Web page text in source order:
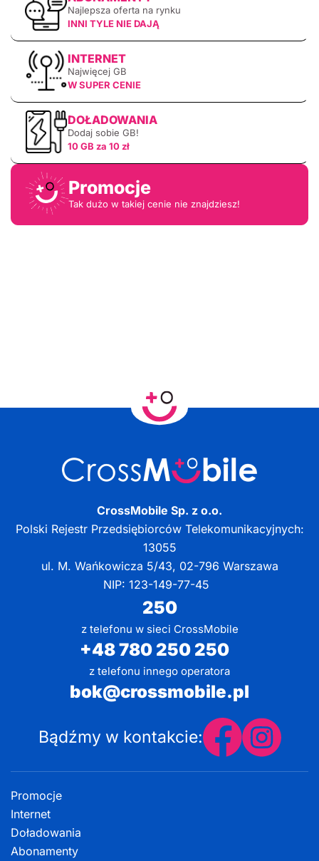
Najlepsza oferta na rynku
INNI TYLE NIE DAJĄ
INTERNET
Najwięcej GB
W SUPER CENIE
DOŁADOWANIA
Dodaj sobie GB!
10 GB za 10 zł
Promocje
Tak dużo w takiej cenie nie znajdziesz!
CrossMobile Sp. z o.o.
Polski Rejestr Przedsiębiorców Telekomunikacyjnych:
13055
ul. M. Wańkowicza 5/43, 02-796 Warszawa
NIP: 123-149-77-45
250
z telefonu w sieci CrossMobile
+48 780 250 250
z telefonu innego operatora
bok@crossmobile.pl
Bądźmy w kontakcie:
Promocje
Internet
Doładowania
Abonamenty